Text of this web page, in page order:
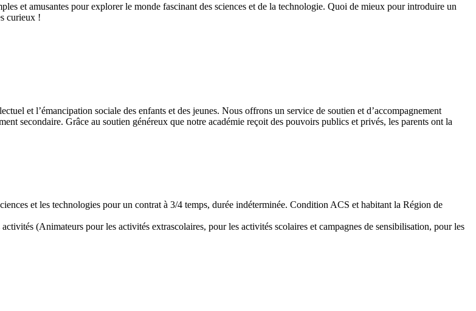
et amusantes pour explorer le monde fascinant des sciences et de la technologie. Quoi de mieux pour introduire un
curieux !
et l’émancipation sociale des enfants et des jeunes. Nous offrons un service de soutien et d’accompagnement
secondaire. Grâce au soutien généreux que notre académie reçoit des pouvoirs publics et privés, les parents ont la
et les technologies pour un contrat à 3/4 temps, durée indéterminée. Condition ACS et habitant la Région de
(Animateurs pour les activités extrascolaires, pour les activités scolaires et campagnes de sensibilisation, pour les